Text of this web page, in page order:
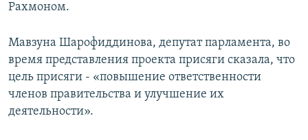
Рахмоном.
Мавзуна Шарофиддинова, депутат парламента, во
время представления проекта присяги сказала, что
цель присяги - «повышение ответственности
членов правительства и улучшение их
деятельности».